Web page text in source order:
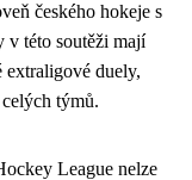
českého hokeje s
v této soutěži mají
extraligové duely,
týmů.
League nelze